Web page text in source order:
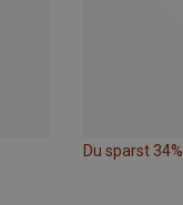
Du sparst 34%